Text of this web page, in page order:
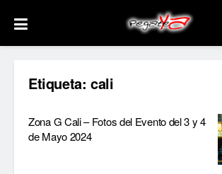
Etiqueta: cali
Zona G Cali – Fotos del Evento del 3 y 4
de Mayo 2024